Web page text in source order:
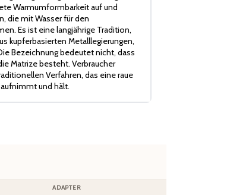
Warmumformbarkeit auf und
die mit Wasser für den
Es ist eine langjährige Tradition,
kupferbasierten Metalllegierungen,
Bezeichnung bedeutet nicht, dass
Matrize besteht. Verbraucher
Verfahren, das eine raue
und hält.
ADAPTER